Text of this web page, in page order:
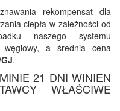
rekompensat dla
ciepła w zależności od
naszego systemu
węglowy, a średnia cena
.
21 DNI WINIEN
WŁAŚCIWE